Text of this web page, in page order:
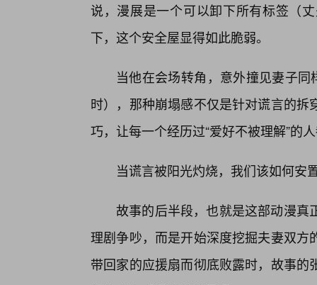
说，漫展是一个可以卸下所有标签（
下，这个安全屋显得如此脆弱。
当他在会场转角，意外撞见妻子
时），那种崩塌感不仅是针对谎言的
巧，让每一个经历过“爱好不被理解”的
当谎言被阳光灼烧，我们该如何安
故事的后半段，也就是这部动漫真
理剧争吵，而是开始深度挖掘夫妻双
带回家的应援扇而彻底败露时，故事